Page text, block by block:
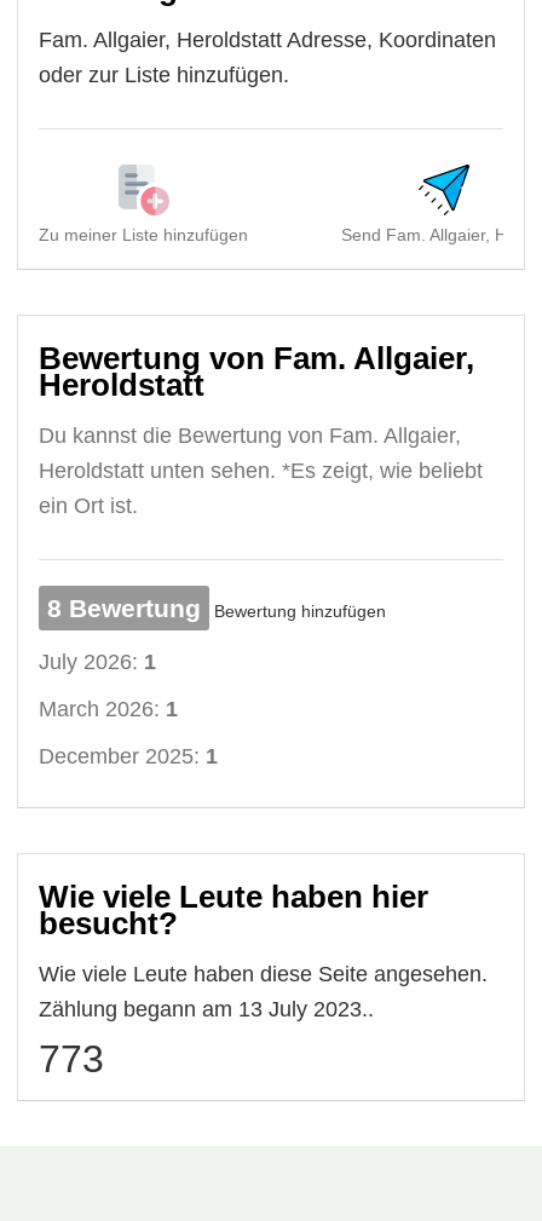
Fam. Allgaier, Heroldstatt Adresse, Koordinaten
oder zur Liste hinzufügen.
Zu meiner Liste hinzufügen Send Fam. Allgaier,
Bewertung von Fam. Allgaier,
Heroldstatt
Du kannst die Bewertung von Fam. Allgaier,
Heroldstatt unten sehen. *Es zeigt, wie beliebt
ein Ort ist.
8 Bewertung Bewertung hinzufügen
July 2026: 1
March 2026: 1
December 2025: 1
Wie viele Leute haben hier
besucht?
Wie viele Leute haben diese Seite angesehen.
Zählung begann am 13 July 2023..
773